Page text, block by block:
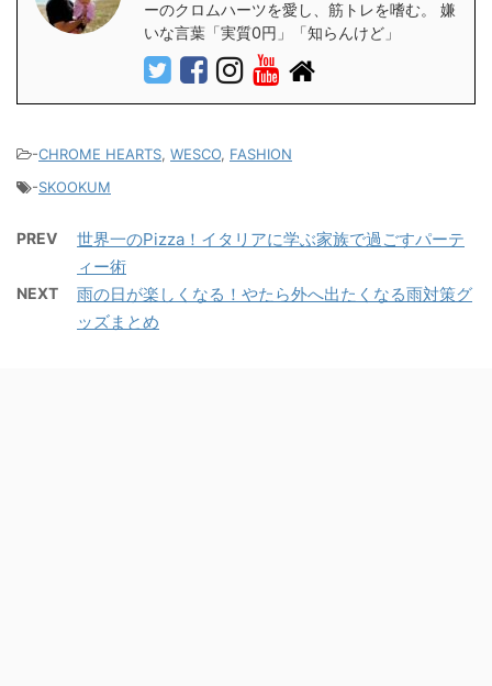
ーのクロムハーツを愛し、筋トレを嗜む。 嫌
いな言葉「実質0円」「知らんけど」
-CHROME HEARTS, WESCO, FASHION
-SKOOKUM
PREV
世界一のPizza！イタリアに学ぶ家族で過ごすパーテ
ィー術
NEXT
雨の日が楽しくなる！やたら外へ出たくなる雨対策グ
ッズまとめ